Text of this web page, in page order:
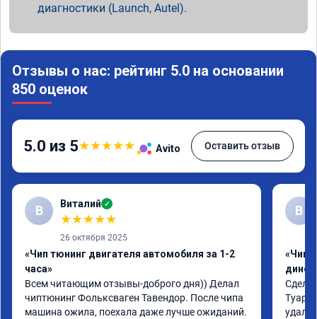
диагностики (Launch, Autel).
Отзывы о нас: рейтинг 5.0 на основании
850 оценок
5.0 из 5★★★★★ Avito Оставить отзыв
В Виталий ✓
★★★★★
26 октября 2025
«Чип тюнинг двигателя автомобиля за 1-2
часа»
Всем читающим отзывы-доброго дня)) Делал
чиптюнинг Фольксваген Тавендор. После чипа
машина ожила, поехала даже лучше ожиданий.
В
«Чип